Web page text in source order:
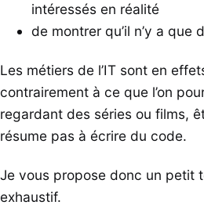
intéressés en réalité
de montrer qu’il n’y a que
Les métiers de l’IT sont en
contrairement à ce que l’on
regardant des séries ou films,
résume pas à écrire du code.
Je vous propose donc un petit
exhaustif.